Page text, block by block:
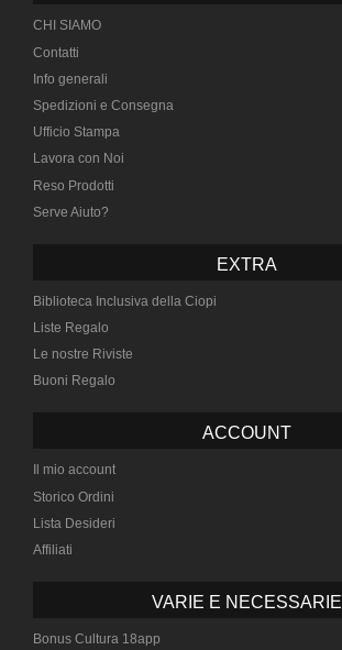
CHI SIAMO
Contatti
Info generali
Spedizioni e Consegna
Ufficio Stampa
Lavora con Noi
Reso Prodotti
Serve Aiuto?
EXTRA
Biblioteca Inclusiva della Ciopi
Liste Regalo
Le nostre Riviste
Buoni Regalo
ACCOUNT
Il mio account
Storico Ordini
Lista Desideri
Affiliati
VARIE E NECESSARIE
Bonus Cultura 18app